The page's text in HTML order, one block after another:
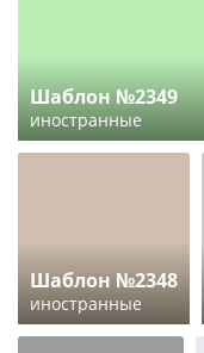
Шаблон №2349
иностранные
Шаблон №2348
иностранные